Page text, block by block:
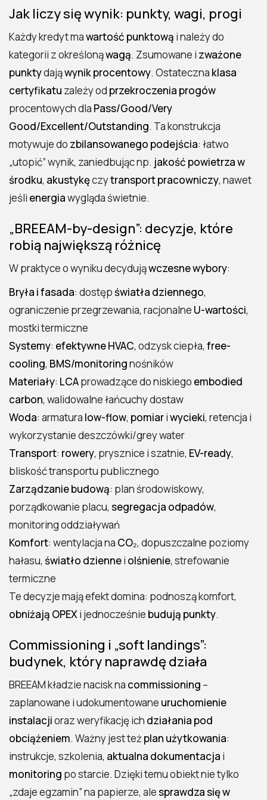
Jak liczy się wynik: punkty, wagi, progi
Każdy kredyt mawartość punktową i należy do
kategorii z określonąwagą. Zsumowane i zważone
punktydająwynik procentowy. Ostateczna klasa
certyfikatu zależy od przekroczenia progów
procentowych dla Pass/Good/Very
Good/Excellent/Outstanding. Ta konstrukcja
motywuje do zbilansowanego podejścia: łatwo
„utopić” wynik, zaniedbując np. jakość powietrza w
środku, akustykęczytransport pracowniczy, nawet
jeśli energiawygląda świetnie.
„BREEAM-by-design”: decyzje, które
robią największą różnicę
W praktyce o wyniku decydująwczesne wybory:
Bryła i fasada: dostępświatła dziennego,
ograniczenie przegrzewania, racjonalne U-wartości,
mostki termiczne
Systemy: efektywne HVAC, odzysk ciepła, free-
cooling, BMS/monitoringnośników
Materiały: LCAprowadzące do niskiego embodied
carbon, walidowalne łańcuchy dostaw
Woda: armatura low-flow, pomiariwycieki, retencja i
wykorzystanie deszczówki/grey water
Transport: rowery, prysznice i szatnie, EV-ready,
bliskość transportu publicznego
Zarządzanie budową: plan środowiskowy,
porządkowanie placu, segregacja odpadów,
monitoring oddziaływań
Komfort: wentylacja na CO₂, dopuszczalne poziomy
hałasu, światło dziennei olśnienie, strefowanie
termiczne
Te decyzje mają efekt domina: podnoszą komfort,
obniżają OPEXi jednocześnie budują punkty.
Commissioning i „soft landings”:
budynek, który naprawdę działa
BREEAM kładzie nacisk na commissioning –
zaplanowane i udokumentowane uruchomienie
instalacjioraz weryfikację ich działania pod
obciążeniem. Ważny jest też plan użytkowania:
instrukcje, szkolenia, aktualna dokumentacja i
monitoring po starcie. Dzięki temu obiekt nie tylko
„zdaje egzamin” na papierze, alesprawdza się w